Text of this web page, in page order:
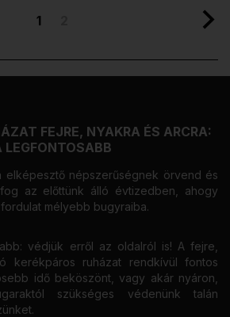
1
FEJRE, NYAKRA ÉS ARCRA:
LEGFONTOSABB
elképesztő népszerűségnek örvend és
az előttünk álló évtizedben, ahogy
mélyebb bugyraiba.
védjük erről az oldalról is! A fejre,
kerékpáros ruházat rendkívül fontos
idő beköszönt, vagy akár nyáron,
szükséges védenünk talán